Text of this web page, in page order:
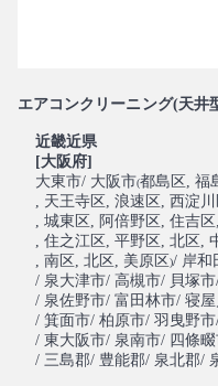
エアコンクリーニング(天井
近畿近県
[大阪府]
大東市/ 大阪市(都島区 , 福
, 天王寺区 , 浪速区 , 西淀川
, 城東区 , 阿倍野区 , 住吉区
, 住之江区 , 平野区 , 北区 ,
, 南区 , 北区 , 美原区)/ 岸和
/ 泉大津市/ 高槻市/ 貝塚市
/ 泉佐野市/ 富田林市/ 寝
/ 箕面市/ 柏原市/ 羽曳野市
/ 東大阪市/ 泉南市/ 四條
/ 三島郡/ 豊能郡/ 泉北郡/